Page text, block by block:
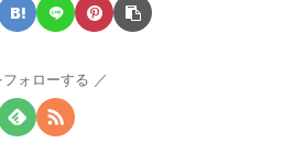
フォローする